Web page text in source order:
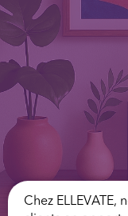
Chez ELLEVATE,